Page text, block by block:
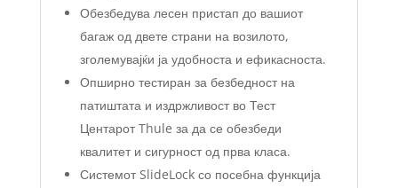
Обезбедува лесен пристап до вашиот
багаж од двете страни на возилото,
зголемувајќи ја удобноста и ефикасноста.
Опширно тестиран за безбедност на
патиштата и издржливост во Тест
Центарот Thule за да се обезбеди
квалитет и сигурност од прва класа.
Системот SlideLock со посебна функција